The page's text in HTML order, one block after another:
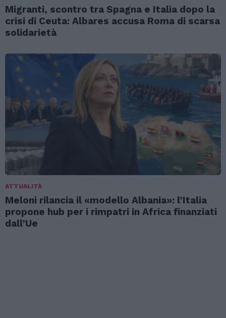
Migranti, scontro tra Spagna e Italia dopo la
crisi di Ceuta: Albares accusa Roma di scarsa
solidarietà
ATTUALITÀ
Meloni rilancia il «modello Albania»: l’Italia
propone hub per i rimpatri in Africa finanziati
dall’Ue